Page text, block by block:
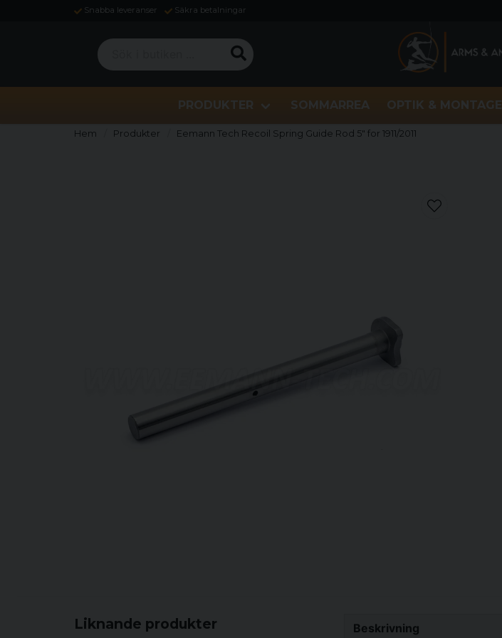
Snabba leveranser Säkra betalningar
Sök i butiken ...
PRODUKTER SOMMARREA OPTIK & MONTAGE
Hem Produkter Eemann Tech Recoil Spring Guide Rod 5" for 1911/2011
Liknande produkter Beskrivning